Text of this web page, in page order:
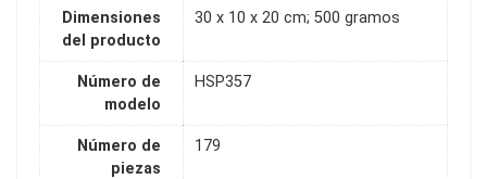
Dimensiones
del producto
30 x 10 x 20 cm; 500 gramos
Número de
modelo
HSP357
Número de
piezas
179